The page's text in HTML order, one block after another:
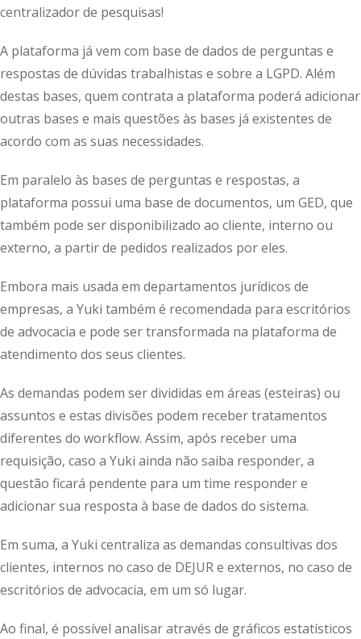
centralizador de pesquisas!
A plataforma já vem com base de dados de perguntas e
respostas de dúvidas trabalhistas e sobre a LGPD. Além
destas bases, quem contrata a plataforma poderá adicionar
outras bases e mais questões às bases já existentes de
acordo com as suas necessidades.
Em paralelo às bases de perguntas e respostas, a
plataforma possui uma base de documentos, um GED, que
também pode ser disponibilizado ao cliente, interno ou
externo, a partir de pedidos realizados por eles.
Embora mais usada em departamentos jurídicos de
empresas, a Yuki também é recomendada para escritórios
de advocacia e pode ser transformada na plataforma de
atendimento dos seus clientes.
As demandas podem ser divididas em áreas (esteiras) ou
assuntos e estas divisões podem receber tratamentos
diferentes do workflow. Assim, após receber uma
requisição, caso a Yuki ainda não saiba responder, a
questão ficará pendente para um time responder e
adicionar sua resposta à base de dados do sistema.
Em suma, a Yuki centraliza as demandas consultivas dos
clientes, internos no caso de DEJUR e externos, no caso de
escritórios de advocacia, em um só lugar.
Ao final, é possível analisar através de gráficos estatísticos